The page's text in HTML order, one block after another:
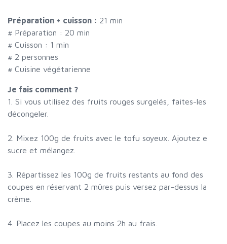
Préparation + cuisson : 21 min
# Préparation : 20 min
# Cuisson : 1 min
# 2 personnes
# Cuisine végétarienne
Je fais comment ?
1. Si vous utilisez des fruits rouges surgelés, faites-les
décongeler.
2. Mixez 100g de fruits avec le tofu soyeux. Ajoutez e
sucre et mélangez.
3. Répartissez les 100g de fruits restants au fond des
coupes en réservant 2 mûres puis versez par-dessus la
crème.
4. Placez les coupes au moins 2h au frais.